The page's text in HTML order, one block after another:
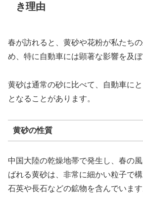
き理由
春が訪れると、黄砂や花粉が私たち
め、特に自動車には顕著な影響を及ぼ
黄砂は通常の砂に比べて、自動車に
となることがあります。
黄砂の性質
中国大陸の乾燥地帯で発生し、春の
ばれる黄砂は、非常に細かい粒子で
石英や長石などの鉱物を含んでいます